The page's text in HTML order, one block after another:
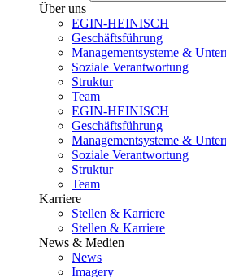
Über uns
EGIN-HEINISCH
Geschäftsführung
Managementsysteme &
Soziale Verantwortung
Struktur
Team
EGIN-HEINISCH
Geschäftsführung
Managementsysteme &
Soziale Verantwortung
Struktur
Team
Karriere
Stellen & Karriere
Stellen & Karriere
News & Medien
News
Imagery